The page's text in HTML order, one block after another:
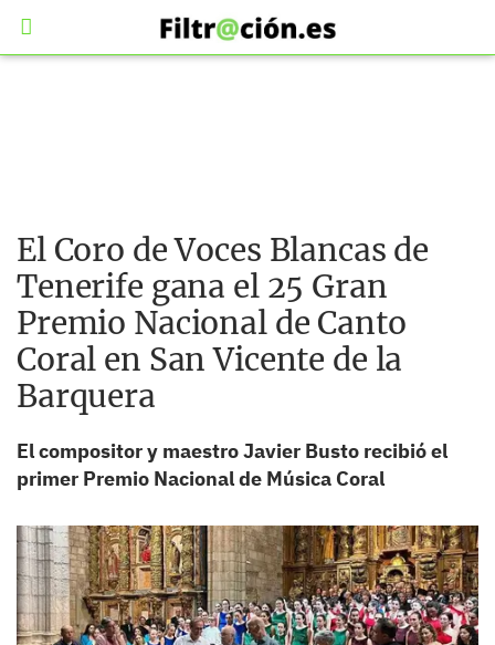
El Coro de Voces Blancas de
Tenerife gana el 25 Gran
Premio Nacional de Canto
Coral en San Vicente de la
Barquera
El compositor y maestro Javier Busto recibió el
primer Premio Nacional de Música Coral